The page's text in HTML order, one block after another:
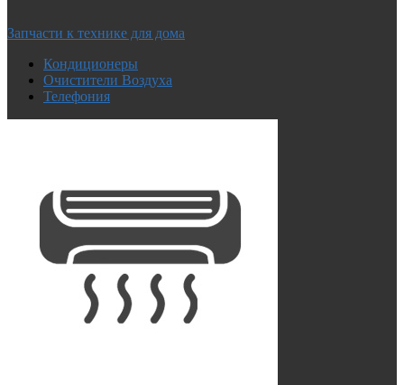
Запчасти к технике для дома
Кондиционеры
Очистители Воздуха
Телефония